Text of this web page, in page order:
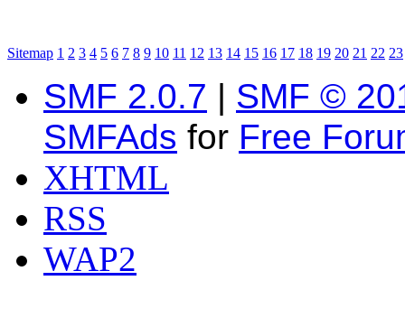
Sitemap 1 2 3 4 5 6 7 8 9 10 11 12 13 14 15 16 17 18 19 20 21 22 23
SMF 2.0.7 | SMF ©
SMFAds for Free
XHTML
RSS
WAP2